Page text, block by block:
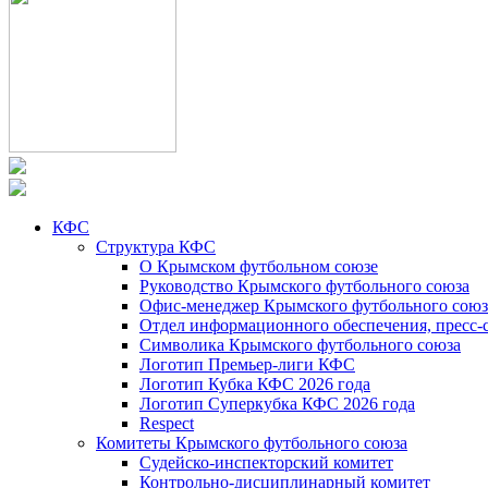
КФС
Структура КФС
О Крымском футбольном союзе
Руководство Крымского футбольного союза
Офис-менеджер Крымского футбольного
Отдел информационного обеспечения, пресс-
Символика Крымского футбольного союза
Логотип Премьер-лиги КФС
Логотип Кубка КФС 2026 года
Логотип Суперкубка КФС 2026 года
Respect
Комитеты Крымского футбольного союза
Судейско-инспекторский комитет
Контрольно-дисциплинарный комитет